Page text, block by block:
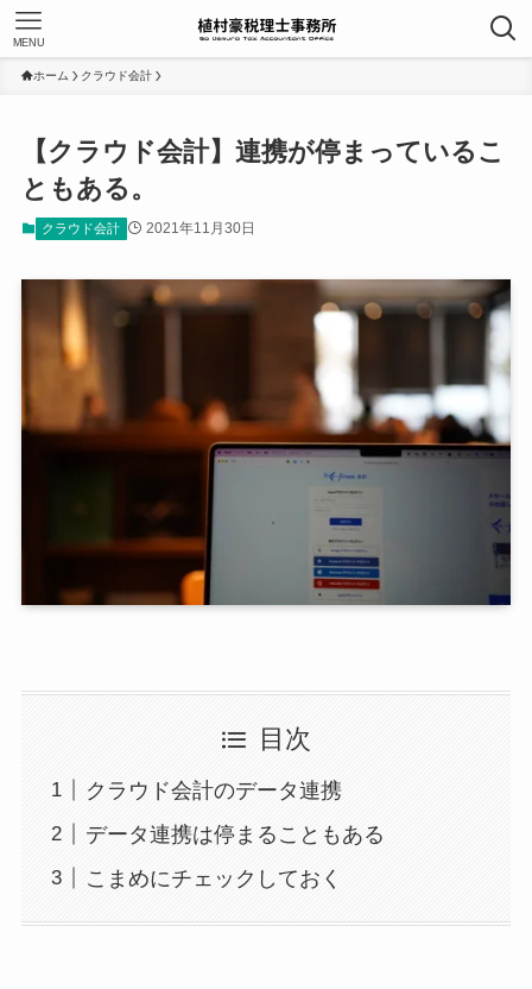
MENU
ホーム クラウド会計
【クラウド会計】連携が停まっているこ
ともある。
クラウド会計 2021年11月30日
目次
クラウド会計のデータ連携
データ連携は停まることもある
こまめにチェックしておく